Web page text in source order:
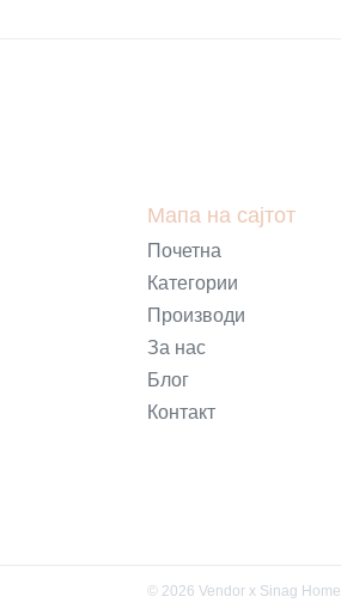
Мапа на сајтот
Почетна
Категории
Производи
За нас
Блог
Контакт
© 2026 Vendor x Sinag Home